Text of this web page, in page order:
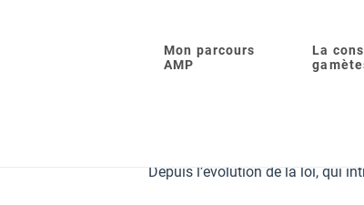
Mon parcours
AMP
La
Depuis l’évolution de la loi, qui